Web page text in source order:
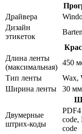
Драйвера
Дизайн
этикеток
Длина ленты
(максимальная)
450
Тип ленты
Wax,
Ширина ленты
30
Двумерные
штрих-коды
code,
code